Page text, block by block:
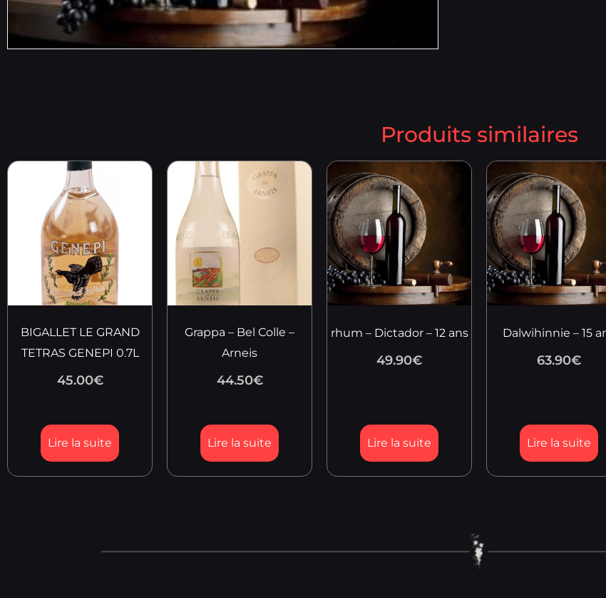
Produits similaires
BIGALLET LE GRAND
TETRAS GENEPI 0.7L
45.00€
Lire la suite
Grappa – Bel Colle –
Arneis
44.50€
Lire la suite
rhum – Dictador – 12 ans
49.90€
Lire la suite
Dalwihinnie – 15
63.90€
Lire la suite